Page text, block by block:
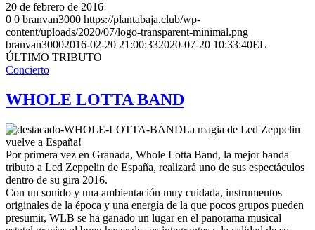
20 de febrero de 2016
0 0 branvan3000 https://plantabaja.club/wp-
content/uploads/2020/07/logo-transparent-minimal.png
branvan30002016-02-20 21:00:332020-07-20 10:33:40EL
ÚLTIMO TRIBUTO
Concierto
WHOLE LOTTA BAND
La magia de Led Zeppelin
vuelve a España!
Por primera vez en Granada, Whole Lotta Band, la mejor banda
tributo a Led Zeppelin de España, realizará uno de sus espectáculos
dentro de su gira 2016.
Con un sonido y una ambientación muy cuidada, instrumentos
originales de la época y una energía de la que pocos grupos pueden
presumir, WLB se ha ganado un lugar en el panorama musical